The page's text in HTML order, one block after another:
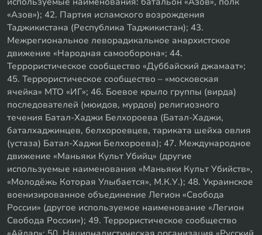
«Азов»); 42. Партия исламского возрождения
Таджикистана (Республика Таджикистан); 43.
Межрегиональное леворадикальное анархистское
движение «Народная самооборона»; 44.
Террористическое сообщество «Дуббайский джамаат»;
45. Террористическое сообщество – «московская
ячейка» МТО «ИГ»; 46. Боевое крыло группы (вирда)
последователей (мюидов, мурдов) религиозного
течения Батал-Хаджи Белхороева (Батал-Хаджи,
баталхаджинцев, белхороевцев, тариката шейха овлия
(устаза) Батал-Хаджи Белхороева); 47. Международное
движение «Маньяки Культ Убийц» (другие
используемые наименования «Маньяки Культ Убийств»,
«Молодёжь Которая Улыбается», М.К.У.); 48. Украинское
военизированное объединение Легион «Свобода
России» (другое используемое наименование «Легион
Свобода России»); 49. Террористическое сообщество